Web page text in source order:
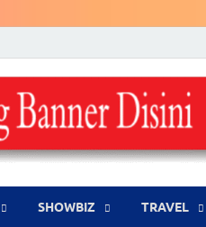
.com
Lebih Berwarna
‎SHOWBIZ ‎TRAVEL